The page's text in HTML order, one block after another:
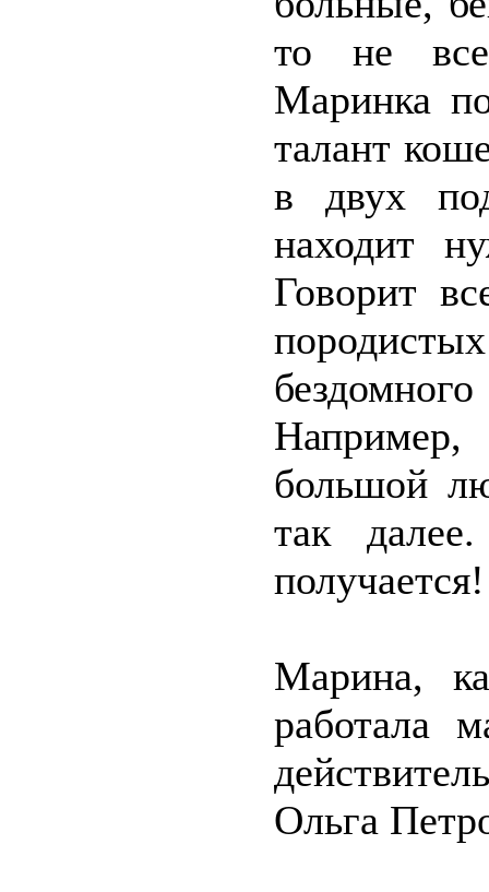
то не
Маринка
талант
в двух
находит
Говорит
большой
так
получается!
Марина,
работала
Ольга